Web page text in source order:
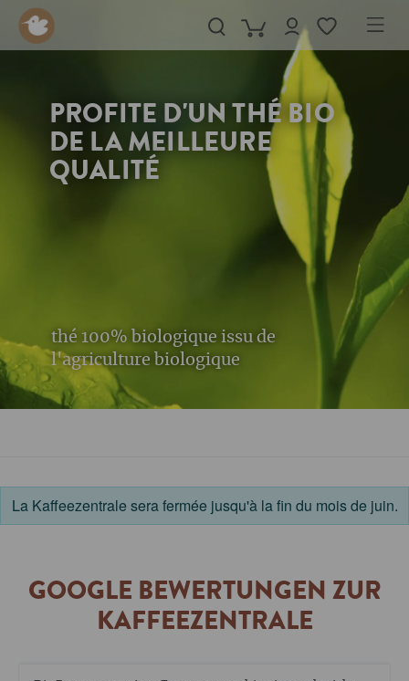
content
PROFITE D'UN THÉ BIO
DE LA MEILLEURE
QUALITÉ
thé 100% biologique issu de
l'agriculture biologique
La Kaffeezentrale sera fermée jusqu'à la fin du mois de juin.
GOOGLE BEWERTUNGEN ZUR
KAFFEEZENTRALE